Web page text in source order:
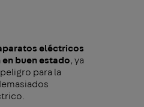
eléctricos
en buen estado, ya
para la